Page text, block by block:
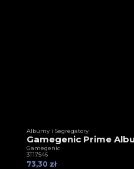
Albumy i Segregatory
Gamegenic Prime
Gamegenic
3T17546
73,30 zł